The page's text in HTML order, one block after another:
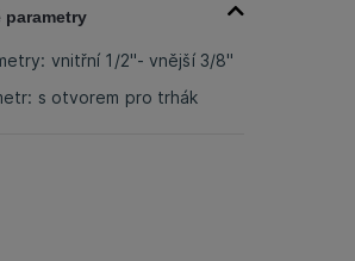
parametry
vnitřní 1/2"- vnější 3/8"
s otvorem pro trhák